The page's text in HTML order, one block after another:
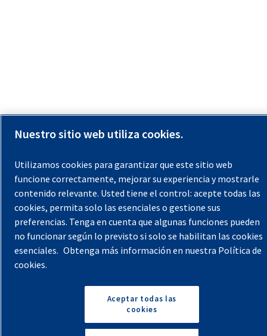
Nuestro sitio web utiliza cookies.
Utilizamos cookies para garantizar que este sitio web
funcione correctamente, mejorar su experiencia y mostrarle
contenido relevante. Usted tiene el control: acepte todas las
cookies, permita solo las esenciales o gestione sus
preferencias. Tenga en cuenta que algunas funciones pueden
no funcionar según lo previsto si solo se habilitan las cookies
esenciales. Obtenga más información en nuestra Política de
cookies.
Aceptar todas las
cookies